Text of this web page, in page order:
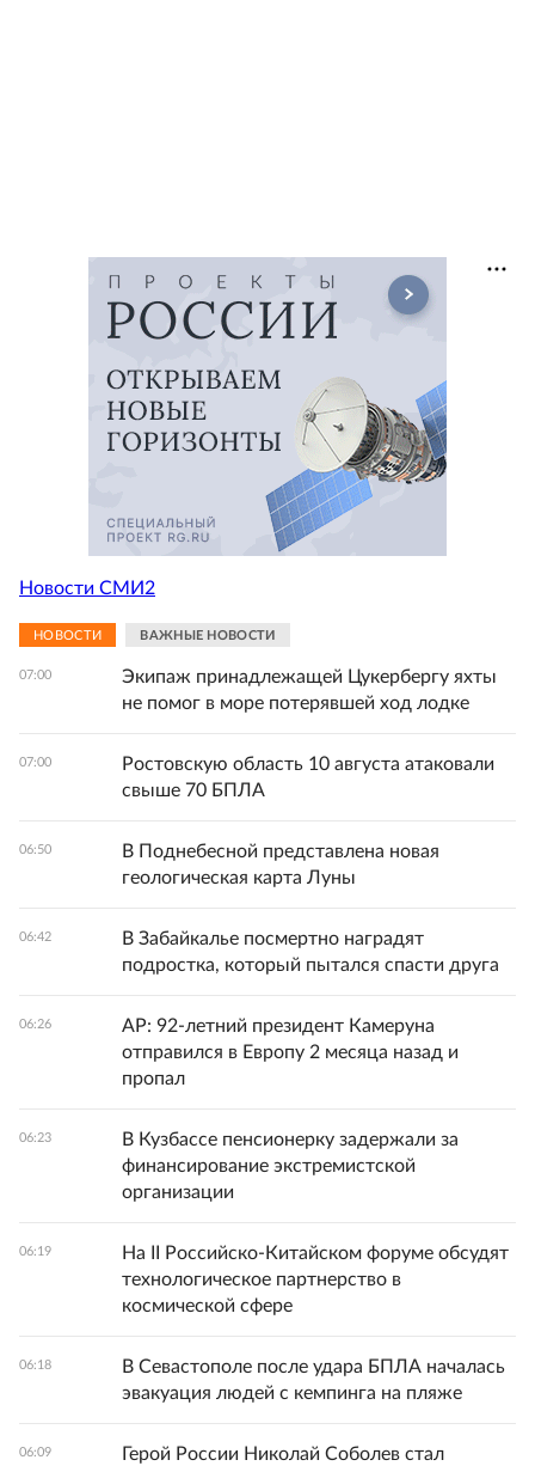
Новости СМИ2
НОВОСТИ ВАЖНЫЕ НОВОСТИ
07:00
Экипаж принадлежащей Цукербергу яхты
не помог в море потерявшей ход лодке
07:00
Ростовскую область 10 августа атаковали
свыше 70 БПЛА
06:50
В Поднебесной представлена новая
геологическая карта Луны
06:42
В Забайкалье посмертно наградят
подростка, который пытался спасти друга
06:26
AP: 92-летний президент Камеруна
отправился в Европу 2 месяца назад и
пропал
06:23
В Кузбассе пенсионерку задержали за
финансирование экстремистской
организации
06:19
На II Российско-Китайском форуме обсудят
технологическое партнерство в
космической сфере
06:18
В Севастополе после удара БПЛА началась
эвакуация людей с кемпинга на пляже
06:09
Герой России Николай Соболев стал